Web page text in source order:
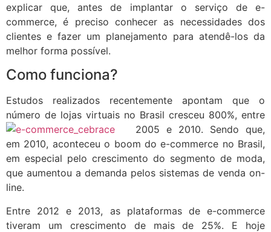
explicar que, antes de implantar o serviço de e-
commerce, é preciso conhecer as necessidades dos
clientes e fazer um planejamento para atendê-los da
melhor forma possível.
Como funciona?
Estudos realizados recentemente apontam que o
número de lojas virtuais no Brasil cresceu 800%, entre
2005 e 2010. Sendo que,
em 2010, aconteceu o boom do e-commerce no Brasil,
em especial pelo crescimento do segmento de moda,
que aumentou a demanda pelos sistemas de venda on-
line.
Entre 2012 e 2013, as plataformas de e-commerce
tiveram um crescimento de mais de 25%. E hoje